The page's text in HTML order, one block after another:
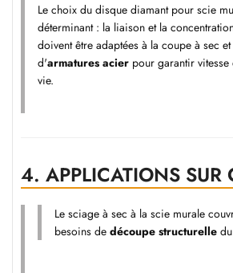
Le choix du disque diamant pour scie
déterminant : la liaison et la
doivent être adaptées à la coupe à sec
d'armatures acier pour garantir
vie.
4. APPLICATIONS SUR
Le sciage à sec à la scie murale
besoins de découpe structurelle